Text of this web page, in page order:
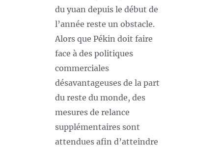
du yuan depuis le début de
l’année reste un obstacle.
Alors que Pékin doit faire
face à des politiques
commerciales
désavantageuses de la part
du reste du monde, des
mesures de relance
supplémentaires sont
attendues afin d’atteindre